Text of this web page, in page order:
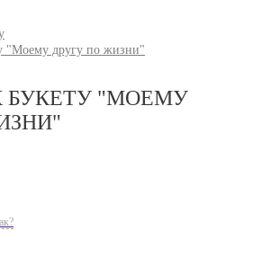
"Моему другу по жизни"
БУКЕТУ "МОЕМУ